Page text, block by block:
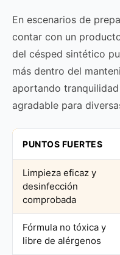
En escenarios de
contar con un
del césped sintético
más dentro del
aportando
agradable para
PUNTOS FUERTES
Limpieza eficaz y
desinfección
comprobada
Fórmula no tóxica y
libre de alérgenos